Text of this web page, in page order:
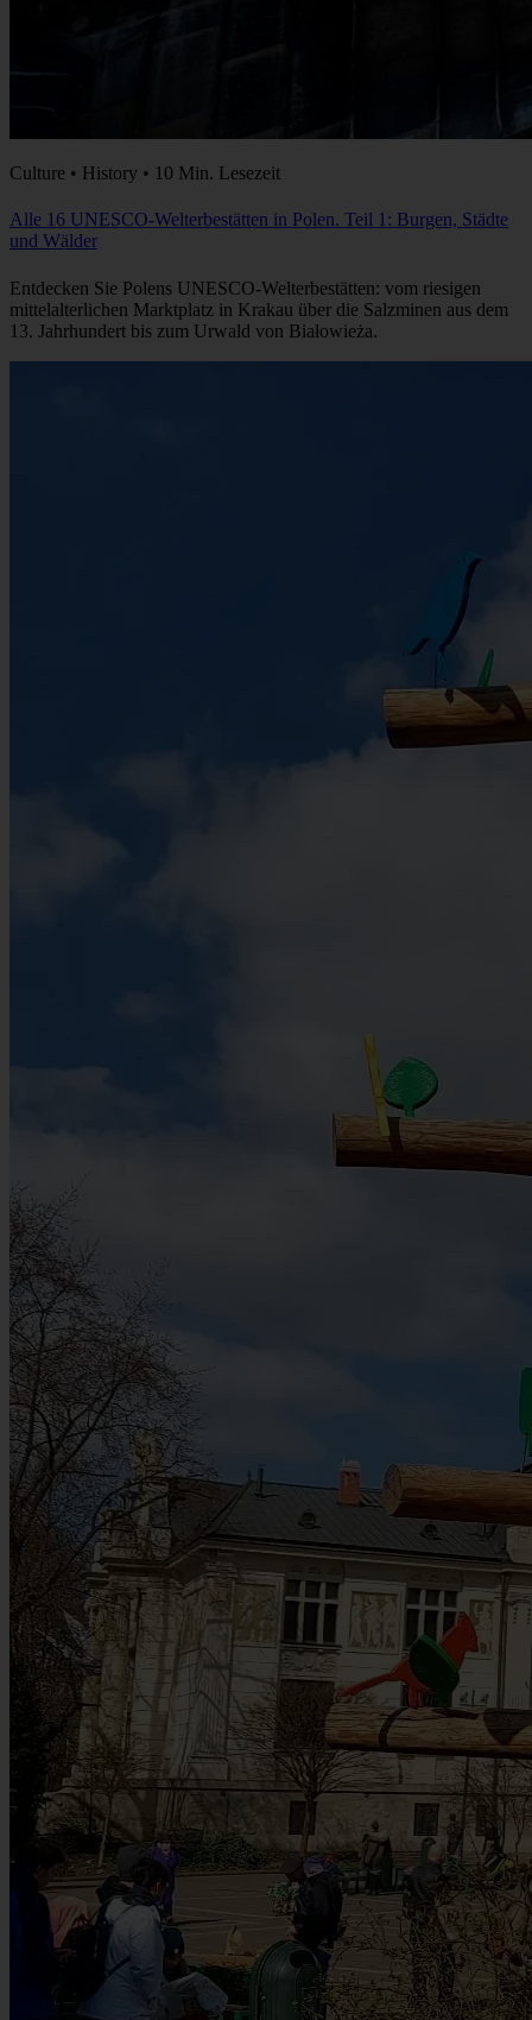
Culture • History • 10 Min. Lesezeit
Alle 16 UNESCO-Welterbestätten in Polen. Teil 1: Burgen, Städte
und Wälder
Entdecken Sie Polens UNESCO-Welterbestätten: vom riesigen
mittelalterlichen Marktplatz in Krakau über die Salzminen aus dem
13. Jahrhundert bis zum Urwald von Białowieża.